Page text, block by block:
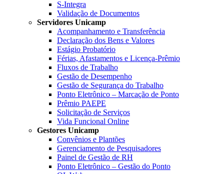
S-Integra
Validação de Documentos
Servidores Unicamp
Acompanhamento e Transferência
Declaração dos Bens e Valores
Estágio Probatório
Férias, Afastamentos e Licença-Prêmio
Fluxos de Trabalho
Gestão de Desempenho
Gestão de Segurança do Trabalho
Ponto Eletrônico – Marcação de Ponto
Prêmio PAEPE
Solicitação de Serviços
Vida Funcional Online
Gestores Unicamp
Convênios e Plantões
Gerenciamento de Pesquisadores
Painel de Gestão de RH
Ponto Eletrônico – Gestão do Ponto